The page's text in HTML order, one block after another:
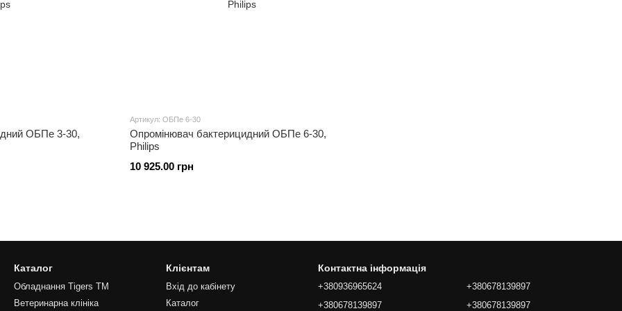
ОБПе 3-30,
Артикул: ОБПе 6-30
Опромінювач бактерицидний ОБПе 6-30,
Philips
10 925.00 грн
Каталог
Обладнання Tigers TM
Ветеринарна клініка
Клієнтам
Вхід до кабінету
Каталог
Контактна інформація
+380936965624
+380678139897
+380678139897
+380678139897